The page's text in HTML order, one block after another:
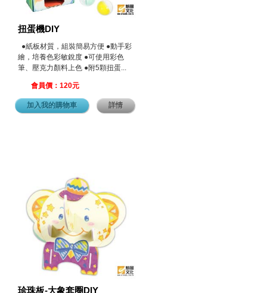
扭蛋機DIY
●紙板材質，組裝簡易方便 ●動手彩
繪，培養色彩敏銳度 ●可使用彩色
筆、壓克力顏料上色 ●附5顆扭蛋...
會員價：120元
加入我的購物車 詳情
珍珠板-大象套圈DIY